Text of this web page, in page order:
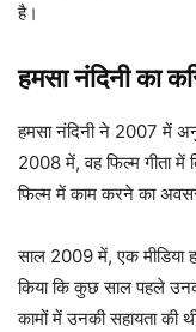
है।
हमसा नंदिनीका
हमसा नंदिनी ने 2007 में
2008 में, वह फिल्म गीता में
फिल्म में काम करने का
साल 2009 में, एक मीडिया
किया कि कुछ साल पहले
कामों में उनकी सहायता की